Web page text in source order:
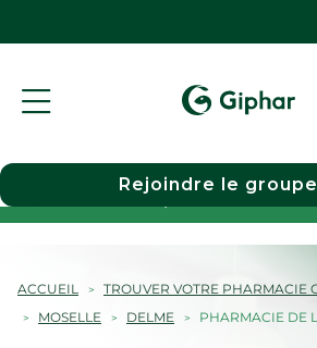
Choisir une pharmacie
Rejoindre le
ACCUEIL TROUVER VOTRE PHARMACIE
MOSELLE
DELME PHARMACIE DE